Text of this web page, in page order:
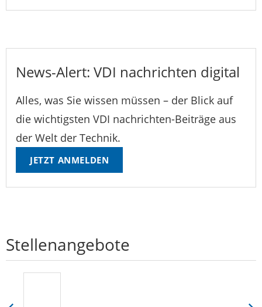
News-Alert: VDI nachrichten digital
Alles, was Sie wissen müssen – der Blick auf
die wichtigsten VDI nachrichten-Beiträge aus
der Welt der Technik.
JETZT ANMELDEN
Stellenangebote